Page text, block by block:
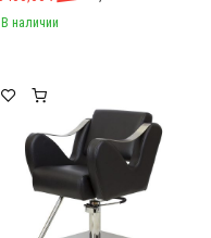
В наличии